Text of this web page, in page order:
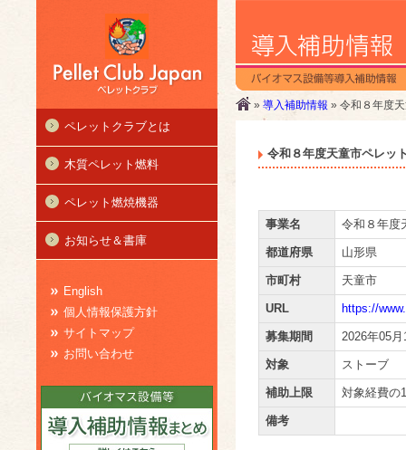
» 導入補助情報 » 令和８年度
令和８年度天童市ペレッ­
事業名 令和８年度
都道府県 山形県
市町村 天童市
URL https://
募集期間 2026年05
対象 ストーブ
補助上限 対象経費の
備考
ペレットクラブとは
木質ペレット燃料
ペレット燃焼機器
お知らせ＆書庫
English
個人情報保護方針
サイトマップ
お問い合わせ